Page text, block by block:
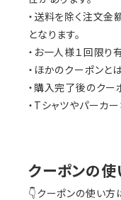
・送料を除く注文
となります。
・お一人様１回限り
・ほかのクーポンと
・購入完了後のクー
・Tシャツやパーカ
クーポンの使
👇クーポンの使い方